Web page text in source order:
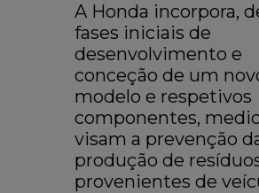
A Honda incorpora,
fases iniciais de
desenvolvimento e
conceção de um
modelo e respetivos
componentes,
visam a prevenção
produção de
provenientes de